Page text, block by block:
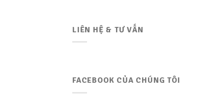
LIÊN HỆ & TƯ VẤN
FACEBOOK CỦA CHÚNG TÔI